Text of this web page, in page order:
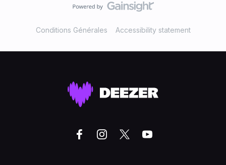
Conditions Générales Accessibility statement